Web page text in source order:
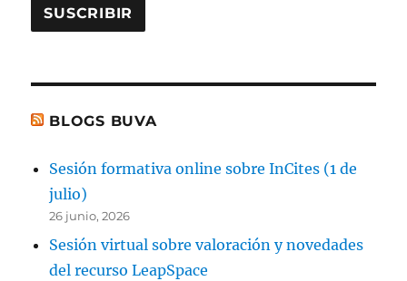
BLOGS BUVA
Sesión formativa online sobre InCites (1 de
julio)
26 junio, 2026
Sesión virtual sobre valoración y novedades
del recurso LeapSpace